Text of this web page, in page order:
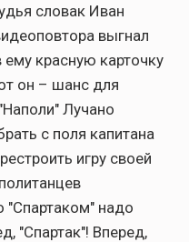
словак Иван
выгнал
красную карточку
он – шанс для
Лучано
с поля капитана
игру своей
"Спартаком" надо
"Спартак"! Вперед,